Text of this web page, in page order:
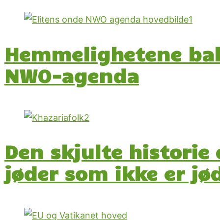
Hemmelighetene
NWO-agenda
Den skjulte historie
jøder som ikke er